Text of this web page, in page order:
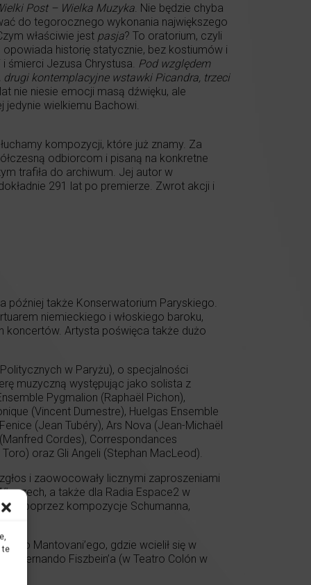
te
Post – Wielka Muzyka . Nie będzie chyba
do tegorocznego wykonania największego
właściwie jest pasja? To oratorium, czyli
historię statycznie, bez kostiumów i
Jezusa Chrystusa. Pod względem
kontemplacyjne wstawki Picandra, trzeci
nie niesie emocji masą dźwięku, ale
wielkiemu Bachowi.
kompozycji, które już znamy. Za
odbiorcom i pisaną na konkretne
trafiła do archiwum. Jej autor w
291 lat po premierze. Zwrot akcji i
później także Konserwatorium Paryskiego.
niemieckiego i włoskiego baroku,
koncertów. Artysta poświęca także dużo
w Paryżu), o specjalności
muzyczną występując jako solista z
Pygmalion (Raphaël Pichon),
(Vincent Dumestre), Huelgas Ensemble
(Jean Tubéry), Ars Nova (Jean-Michaël
Cordes), Correspondances
oraz Gli Angeli (Stephan MacLeod).
i zaowocowały licznymi zaproszeniami
a także dla Radia Espace2 w
poprzez kompozycje Schumanna,
Bruno Mantovani’ego, gdzie wcielił się w
Fernando Fiszbein’a (w Teatro Colón w